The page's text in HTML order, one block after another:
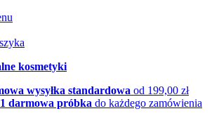
kosmetyki
wysyłka standardowa od 199,00 zł
darmowa próbka do każdego zamówienia